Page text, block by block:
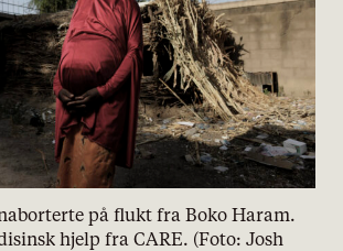
på flukt fra Boko Haram.
hjelp fra CARE. (Foto: Josh